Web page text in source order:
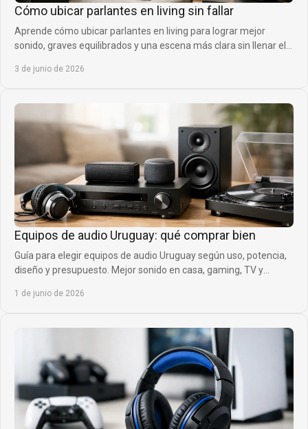
Cómo ubicar parlantes en living sin fallar
Aprende cómo ubicar parlantes en living para lograr mejor
sonido, graves equilibrados y una escena más clara sin llenar el
3 de junio de 2026
Equipos de audio Uruguay: qué comprar bien
Guía para elegir equipos de audio Uruguay según uso, potencia,
diseño y presupuesto. Mejor sonido en casa, gaming, TV y
1 de junio de 2026